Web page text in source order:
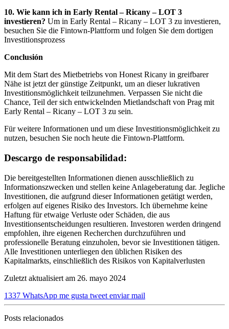
10. Wie kann ich in Early Rental – Ricany – LOT 3
investieren? Um in Early Rental – Ricany – LOT 3 zu investieren,
besuchen Sie die Fintown-Plattform und folgen Sie dem dortigen
Investitionsprozess
Conclusión
Mit dem Start des Mietbetriebs von Honest Ricany in greifbarer
Nähe ist jetzt der günstige Zeitpunkt, um an dieser lukrativen
Investitionsmöglichkeit teilzunehmen. Verpassen Sie nicht die
Chance, Teil der sich entwickelnden Mietlandschaft von Prag mit
Early Rental – Ricany – LOT 3 zu sein.
Für weitere Informationen und um diese Investitionsmöglichkeit zu
nutzen, besuchen Sie noch heute die Fintown-Plattform.
Descargo de responsabilidad:
Die bereitgestellten Informationen dienen ausschließlich zu
Informationszwecken und stellen keine Anlageberatung dar. Jegliche
Investitionen, die aufgrund dieser Informationen getätigt werden,
erfolgen auf eigenes Risiko des Investors. Ich übernehme keine
Haftung für etwaige Verluste oder Schäden, die aus
Investitionsentscheidungen resultieren. Investoren werden dringend
empfohlen, ihre eigenen Recherchen durchzuführen und
professionelle Beratung einzuholen, bevor sie Investitionen tätigen.
Alle Investitionen unterliegen den üblichen Risiken des
Kapitalmarkts, einschließlich des Risikos von Kapitalverlusten
Zuletzt aktualisiert am 26. mayo 2024
1337 WhatsApp me gusta tweet enviar mail
Posts relacionados